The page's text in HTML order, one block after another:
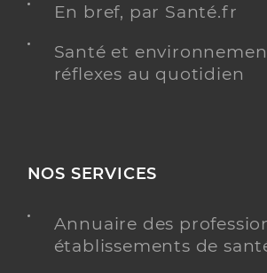
En bref, par Santé.fr
Santé et
réflexes au quotidien
NOS SERVICES
Annuaire des
établissements de